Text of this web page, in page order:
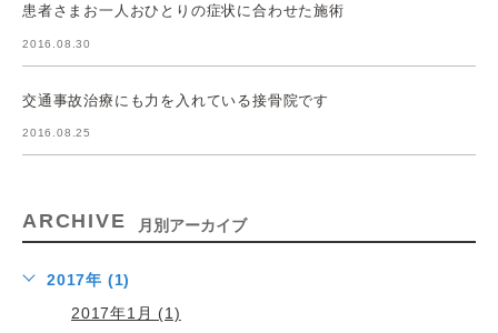
患者さまお一人おひとりの症状に合わせた施術
2016.08.30
交通事故治療にも力を入れている接骨院です
2016.08.25
ARCHIVE 月別アーカイブ
2017年 (1)
2017年1月 (1)